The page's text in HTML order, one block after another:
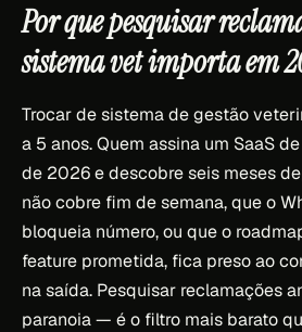
Por que pesquisar
sistema vet importa em
Trocar de sistema de gestão
a 5 anos. Quem assina um SaaS
de 2026 e descobre seis meses
não cobre fim de semana, que o
bloqueia número, ou que o
feature prometida, fica preso ao
na saída. Pesquisar reclamações
paranoia — é o filtro mais barato